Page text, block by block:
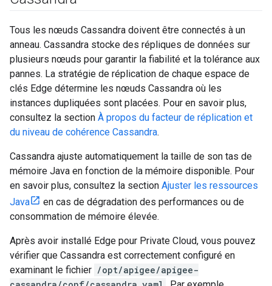
Tous les nœuds Cassandra doivent être connectés à un
anneau. Cassandra stocke des répliques de données sur
plusieurs nœuds pour garantir la fiabilité et la tolérance aux
pannes. La stratégie de réplication de chaque espace de
clés Edge détermine les nœuds Cassandra où les
instances dupliquées sont placées. Pour en savoir plus,
consultez la section À propos du facteur de réplication et
du niveau de cohérence Cassandra.
Cassandra ajuste automatiquement la taille de son tas de
mémoire Java en fonction de la mémoire disponible. Pour
en savoir plus, consultez la section Ajuster les ressources
Java
en cas de dégradation des performances ou de
consommation de mémoire élevée.
Après avoir installé Edge pour Private Cloud, vous pouvez
vérifier que Cassandra est correctement configuré en
examinant le fichier /opt/apigee/apigee-